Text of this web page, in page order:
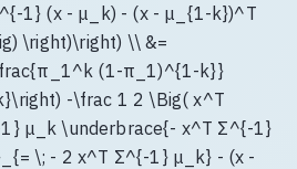
1} (x - μ_k) - (x - μ_{1-k})^T
\right)\right) \\ &=
(1-π_1)^{1-k}}
-\frac 1 2 \Big( x^T
μ_k \underbrace{- x^T Σ^{-1}
\; - 2 x^T Σ^{-1} μ_k} - (x -